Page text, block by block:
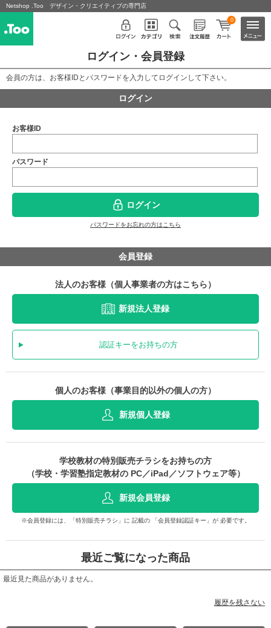
Netshop .Too デザイン・クリエイティブの専門店
0
ログイン・会員登録
会員の方は、お客様IDとパスワードを入力してログインして下さい。
ログイン
お客様ID
パスワード
ログイン
パスワードをお忘れの方はこちら
会員登録
法人のお客様（個人事業者の方はこちら）
新規法人登録
認証キーをお持ちの方
個人のお客様（事業目的以外の個人の方）
新規個人登録
学校教材の特別販売チラシをお持ちの方
（学校・学習塾指定教材の PC／iPad／ソフトウェア等）
新規会員登録
※会員登録には、「特別販売チラシ」に 記載の 「会員登録認証キー」が 必要です。
最近ご覧になった商品
最近見た商品がありません。
履歴を残さない